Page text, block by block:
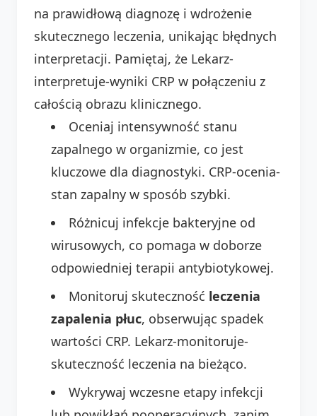
na prawidłową diagnozę i wdrożenie
skutecznego leczenia, unikając błędnych
interpretacji. Pamiętaj, że Lekarz-
interpretuje-wyniki CRP w połączeniu z
całością obrazu klinicznego.
Oceniaj intensywność stanu
zapalnego w organizmie, co jest
kluczowe dla diagnostyki. CRP-ocenia-
stan zapalny w sposób szybki.
Różnicuj infekcje bakteryjne od
wirusowych, co pomaga w doborze
odpowiedniej terapii antybiotykowej.
Monitoruj skuteczność leczenia
zapalenia płuc, obserwując spadek
wartości CRP. Lekarz-monitoruje-
skuteczność leczenia na bieżąco.
Wykrywaj wczesne etapy infekcji